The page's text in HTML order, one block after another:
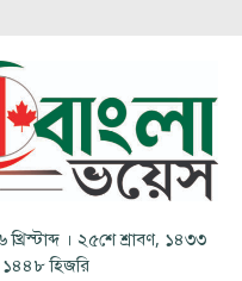
। ২৫শে শ্রাবণ, ১৪৩৩
হিজরি